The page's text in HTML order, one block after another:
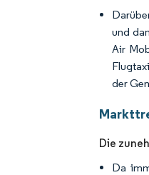
und
Air
der
Die
Da